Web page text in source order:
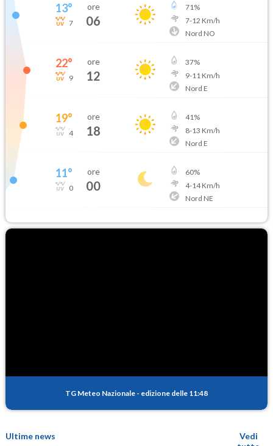
13°
7
ore
06
71%
7-12 Km/h
Nord NO
22°
9
ore
12
37%
9-11 Km/h
Nord E
19°
4
ore
18
41%
8-13 Km/h
Nord E
11°
0
ore
00
60%
4-14Km/h
Nord NE
TG Meteo Nazionale - edizione delle 11:48
Ultime news
Vedi